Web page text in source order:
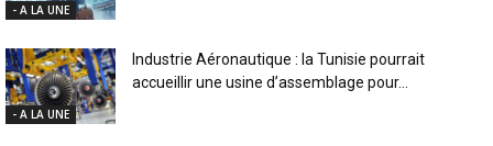
- A LA UNE
- A LA UNE
Industrie Aéronautique : la Tunisie pourrait
accueillir une usine d’assemblage pour...